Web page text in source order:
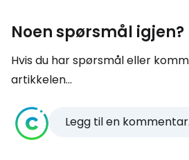
Noen spørsmål igjen?
Hvis du har spørsmål eller
artikkelen...
Legg til en